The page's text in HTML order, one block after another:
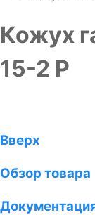
Кожух
15-2 P
Вверх
Обзор товара